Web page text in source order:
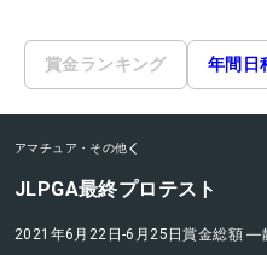
賞金ランキング 年間日
アマチュア・その他
JLPGA最終プロテスト
2021年6月22日-6月25日賞金総額 ―